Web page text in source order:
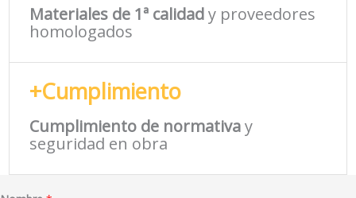
Materiales de 1ª calidady proveedores
homologados
+Cumplimiento
Cumplimiento de normativay
seguridad en obra